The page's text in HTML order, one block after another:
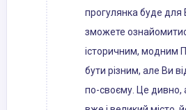
прогулянка буде для
зможете
історичним,
бути різним, але Ви
по-своєму. Це дивно,